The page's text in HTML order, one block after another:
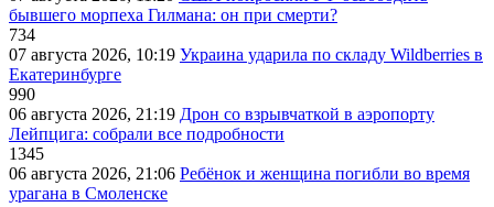
бывшего морпеха Гилмана: он при смерти?
734
07 августа 2026, 10:19 Украина ударила по складу Wildberries в
Екатеринбурге
990
06 августа 2026, 21:19 Дрон со взрывчаткой в аэропорту
Лейпцига: собрали все подробности
1345
06 августа 2026, 21:06 Ребёнок и женщина погибли во время
урагана в Смоленске